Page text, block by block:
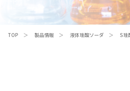
TOP 製品情報 液体珪酸ソーダ S珪